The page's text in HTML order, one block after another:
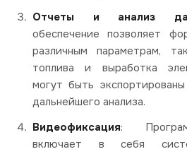
Отчеты и анализ
обеспечение позволяет
различным параметрам,
топлива и выработка
могут быть
дальнейшего анализа.
Видеофиксация:
включает в себя